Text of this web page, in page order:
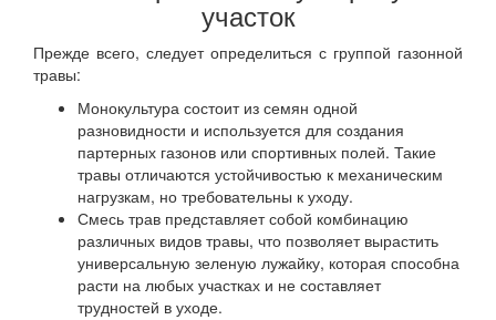
участок
Прежде всего, следует определиться с группой газонной
травы:
Монокультура состоит из семян одной
разновидности и используется для создания
партерных газонов или спортивных полей. Такие
травы отличаются устойчивостью к механическим
нагрузкам, но требовательны к уходу.
Смесь трав представляет собой комбинацию
различных видов травы, что позволяет вырастить
универсальную зеленую лужайку, которая способна
расти на любых участках и не составляет
трудностей в уходе.